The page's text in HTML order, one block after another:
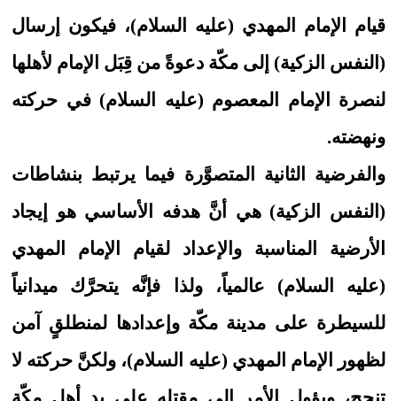
قيام الإمام المهدي (عليه السلام)، فيكون إرسال
(النفس الزكية) إلى مكّة دعوةً من قِبَل الإمام لأهلها
لنصرة الإمام المعصوم (عليه السلام) في حركته
ونهضته.
والفرضية الثانية المتصوَّرة فيما يرتبط بنشاطات
(النفس الزكية) هي أنَّ هدفه الأساسي هو إيجاد
الأرضية المناسبة والإعداد لقيام الإمام المهدي
(عليه السلام) عالمياً، ولذا فإنَّه يتحرَّك ميدانياً
للسيطرة على مدينة مكّة وإعدادها لمنطلقٍ آمن
لظهور الإمام المهدي (عليه السلام)، ولكنَّ حركته لا